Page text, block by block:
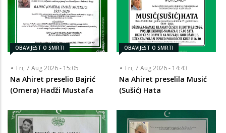
OBAVIJEST O SMRTI
Fri, 7 Aug 2026 - 15:05
Na Ahiret preselio Bajrić
(Omera) Hadži Mustafa
OBAVIJEST O SMRTI
Fri, 7 Aug 2026 - 14:43
Na Ahiret preselila Musić
(Sušić) Hata